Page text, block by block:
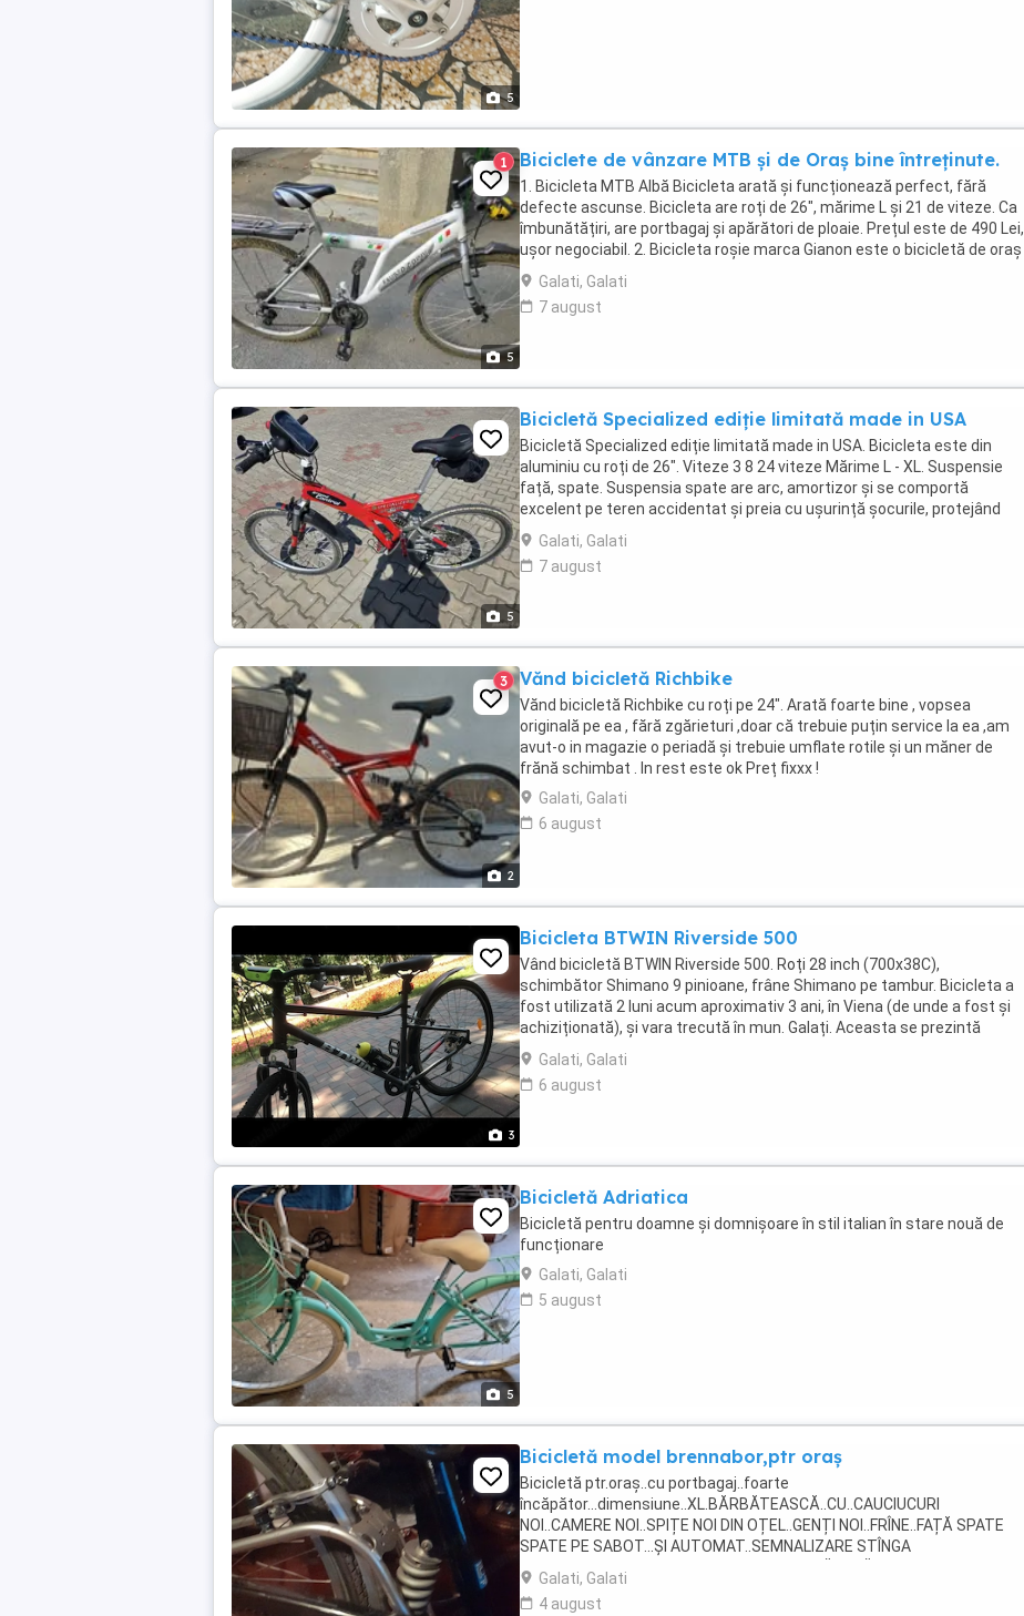
5
5
1 Biciclete de vânzare MTB și de Oraș bine întreținute.
1. Bicicleta MTB Albă Bicicleta arată și funcționează perfect, fără
defecte ascunse. Bicicleta are roți de 26", mărime L și 21 de viteze. Ca
îmbunătățiri, are portbagaj și apărători de ploaie. Prețul este de 490 Lei,
ușor negociabil. 2. Bicicleta roșie marca Gianon este o bicicletă de oraș
unisex, de ...
Galati, Galati
7 august
5
Bicicletă Specialized ediție limitată made in USA
Bicicletă Specialized ediție limitată made in USA. Bicicleta este din
aluminiu cu roți de 26". Viteze 3 8 24 viteze Mărime L - XL. Suspensie
față, spate. Suspensia spate are arc, amortizor și se comportă
excelent pe teren accidentat și preia cu ușurință șocurile, protejând
astfel coloana vertebrală. Bicicleta ...
Galati, Galati
7 august
2
3 Vănd bicicletă Richbike
Vănd bicicletă Richbike cu roți pe 24". Arată foarte bine , vopsea
originală pe ea , fără zgărieturi ,doar că trebuie puțin service la ea ,am
avut-o in magazie o periadă și trebuie umflate rotile și un măner de
frănă schimbat . In rest este ok Preț fixxx !
Galati, Galati
6 august
3
Bicicleta BTWIN Riverside 500
Vând bicicletă BTWIN Riverside 500. Roți 28 inch (700x38C),
schimbător Shimano 9 pinioane, frâne Shimano pe tambur. Bicicleta a
fost utilizată 2 luni acum aproximativ 3 ani, în Viena (de unde a fost și
achiziționată), și vara trecută în mun. Galați. Aceasta se prezintă
imprcabil din punct de vedere ...
Galati, Galati
6 august
5
Bicicletă Adriatica
Bicicletă pentru doamne și domnișoare în stil italian în stare nouă de
funcționare
Galati, Galati
5 august
Bicicletă model brennabor,ptr oraș
Bicicletă ptr.oraș..cu portbagaj..foarte
încăpător...dimensiune..XL.BĂRBĂTEASCĂ..CU..CAUCIUCURI
NOI..CAMERE NOI..SPIȚE NOI DIN OȚEL..GENȚI NOI..FRÎNE..FAȚĂ SPATE
SPATE PE SABOT...ȘI AUTOMAT..SEMNALIZARE STÎNGA
DREAPTA..ARTICULAȚIE PE SPATE..ȘI FURCĂ FAȚĂ CU
TELESCOP..TOATE NOI...DOUĂ OGLINZI RETROVIZOARE..FAR..DOUĂ ...
Galati, Galati
4 august